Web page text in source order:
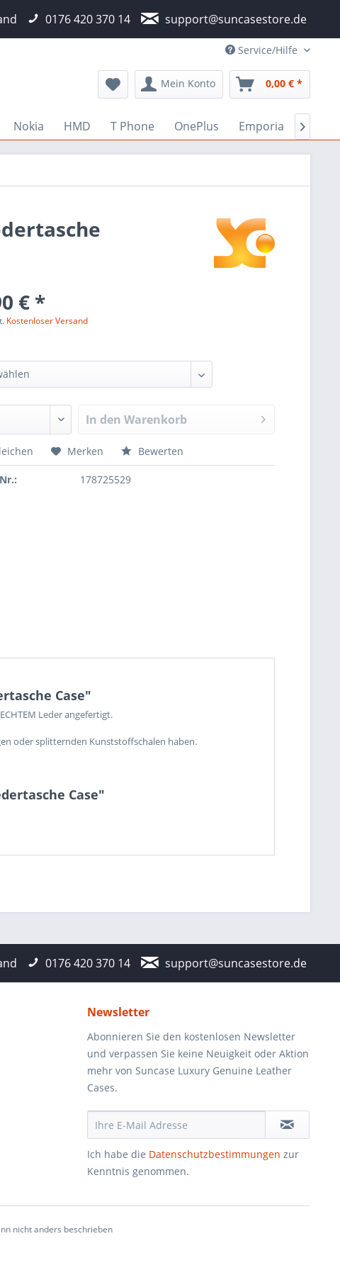
0176 420 370 14 support@suncasestore.de
Service/Hilfe
Mein Konto 0,00 € *
Nokia HMD T Phone OnePlus Emporia 
€ *
Kostenloser Versand
In den Warenkorb
Merken Bewerten
178725529
Case"
Leder angefertigt.
oder splitternden Kunststoffschalen haben.
Case"
0176 420 370 14 support@suncasestore.de
Newsletter
Abonnieren Sie den kostenlosen Newsletter
und verpassen Sie keine Neuigkeit oder Aktion
mehr von Suncase Luxury Genuine Leather
Cases.
Ich habe die Datenschutzbestimmungen zur
Kenntnis genommen.
nicht anders beschrieben